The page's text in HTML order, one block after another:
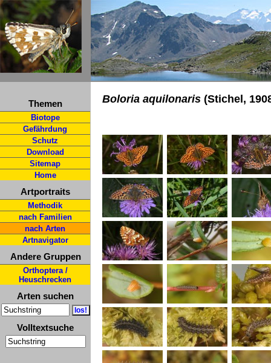
Themen
Biotope
Gefährdung
Schutz
Download
Sitemap
Home
Artportraits
Methodik
nach Familien
nach Arten
Artnavigator
Andere Gruppen
Orthoptera /
Heuschrecken
Arten suchen
Volltextsuche
Boloria aquilonaris (Stichel,